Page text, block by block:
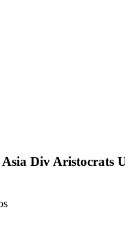
Asia Div Aristocrats